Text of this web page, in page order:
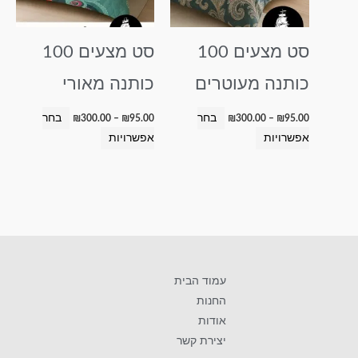
סט מצעים 100
כותנה מעוטרים
₪95.00
–
₪300.00
בחר
אפשרויות
ניתן
את
בעמוד
המוצר
סט מצעים 100
כותנה מאורי
₪95.00
–
₪300.00
בחר
אפשרויות
ניתן
את
בעמוד
המוצר
עמוד הבית
החנות
אודות
יצירת קשר